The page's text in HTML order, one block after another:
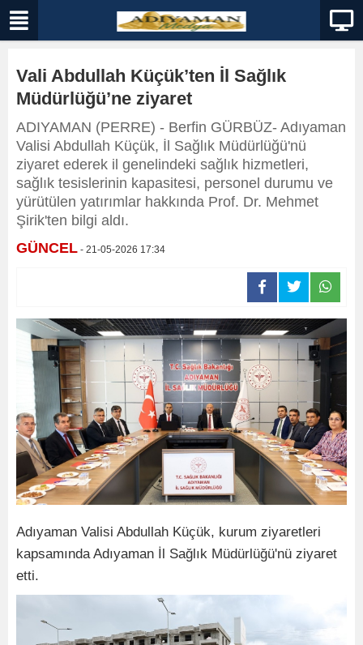
Vali Abdullah Küçük’ten İl Sağlık
Müdürlüğü’ne ziyaret
ADIYAMAN (PERRE) - Berfin GÜRBÜZ- Adıyaman
Valisi Abdullah Küçük, İl Sağlık Müdürlüğü'nü
ziyaret ederek il genelindeki sağlık hizmetleri,
sağlık tesislerinin kapasitesi, personel durumu ve
yürütülen yatırımlar hakkında Prof. Dr. Mehmet
Şirik'ten bilgi aldı.
GÜNCEL - 21-05-2026 17:34
Adıyaman Valisi Abdullah Küçük, kurum ziyaretleri
kapsamında Adıyaman İl Sağlık Müdürlüğü'nü ziyaret
etti.